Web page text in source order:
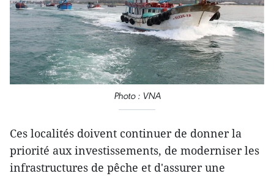
Photo : VNA
Ces localités doivent continuer de donner la
priorité aux investissements, de moderniser les
infrastructures de pêche et d'assurer une